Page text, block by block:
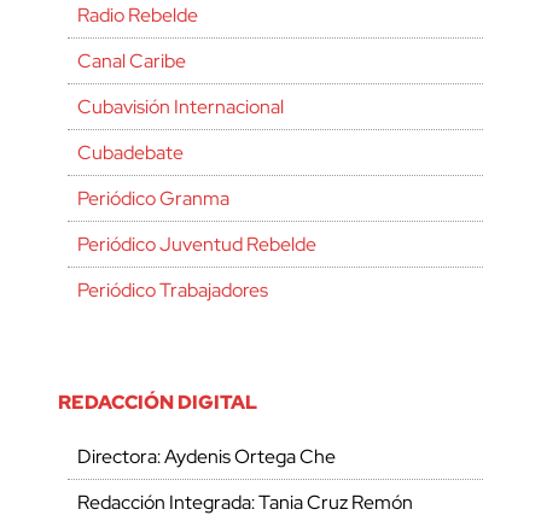
Radio Rebelde
Canal Caribe
Cubavisión Internacional
Cubadebate
Periódico Granma
Periódico Juventud Rebelde
Periódico Trabajadores
REDACCIÓN DIGITAL
Directora: Aydenis Ortega Che
Redacción Integrada: Tania Cruz Remón